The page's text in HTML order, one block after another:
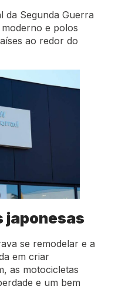
da Segunda Guerra
e polos
ao redor do
japonesas
se remodelar e a
em criar
as motocicletas
e um bem